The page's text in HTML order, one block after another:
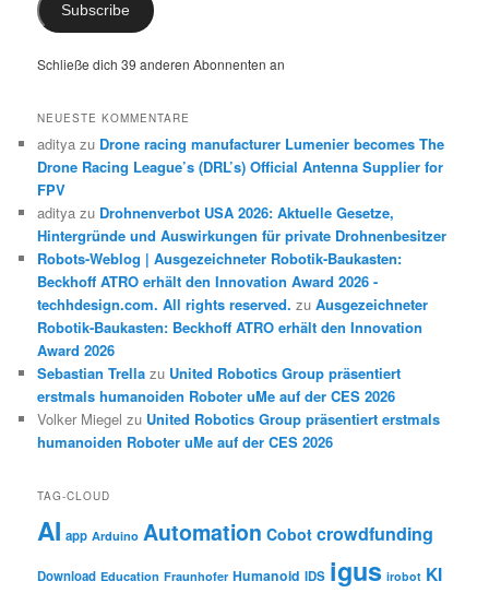
Subscribe
Schließe dich 39 anderen Abonnenten an
NEUESTE KOMMENTARE
aditya zu Drone racing manufacturer Lumenier becomes The
Drone Racing League’s (DRL’s) Official Antenna Supplier for
FPV
aditya zu Drohnenverbot USA 2026: Aktuelle Gesetze,
Hintergründe und Auswirkungen für private Drohnenbesitzer
Robots-Weblog | Ausgezeichneter Robotik-Baukasten:
Beckhoff ATRO erhält den Innovation Award 2026 -
techhdesign.com. All rights reserved. zuAusgezeichneter
Robotik-Baukasten: Beckhoff ATRO erhält den Innovation
Award 2026
Sebastian Trella zu United Robotics Group präsentiert
erstmals humanoiden Roboter uMe auf der CES 2026
Volker Miegel zu United Robotics Group präsentiert erstmals
humanoiden Roboter uMe auf der CES 2026
TAG-CLOUD
AI app Arduino Automation Cobot crowdfunding
Download Education Fraunhofer Humanoid IDS igus irobot KI